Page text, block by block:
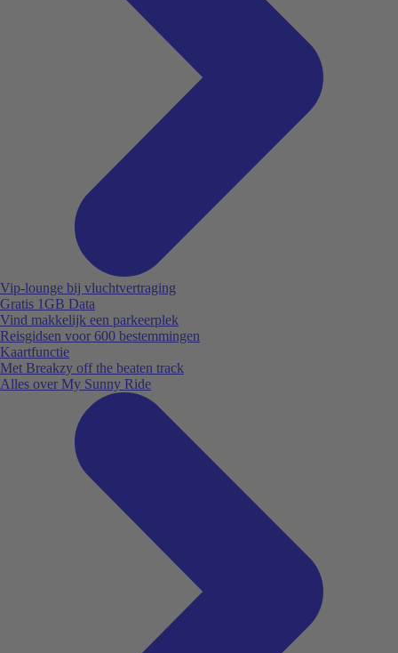
Vip-lounge bij vluchtvertraging
Gratis 1GB Data
Vind makkelijk een parkeerplek
Reisgidsen voor 600 bestemmingen
Kaartfunctie
Met Breakzy off the beaten track
Alles over My Sunny Ride